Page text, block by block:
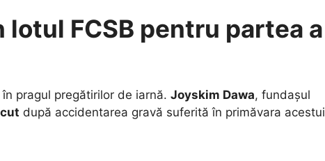
FCSB pentru partea a
pragul pregătirilor de iarnă. Joyskim Dawa, fundașul
după accidentarea gravă suferită în primăvara acestui